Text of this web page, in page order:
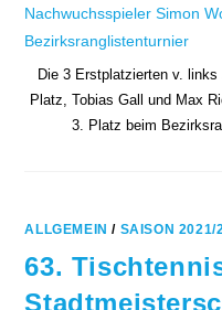
Die 3 Erstplatzierten v.
Platz, Tobias Gall und Max
3. Platz beim
ALLGEMEIN / SAISON 2021/
63.